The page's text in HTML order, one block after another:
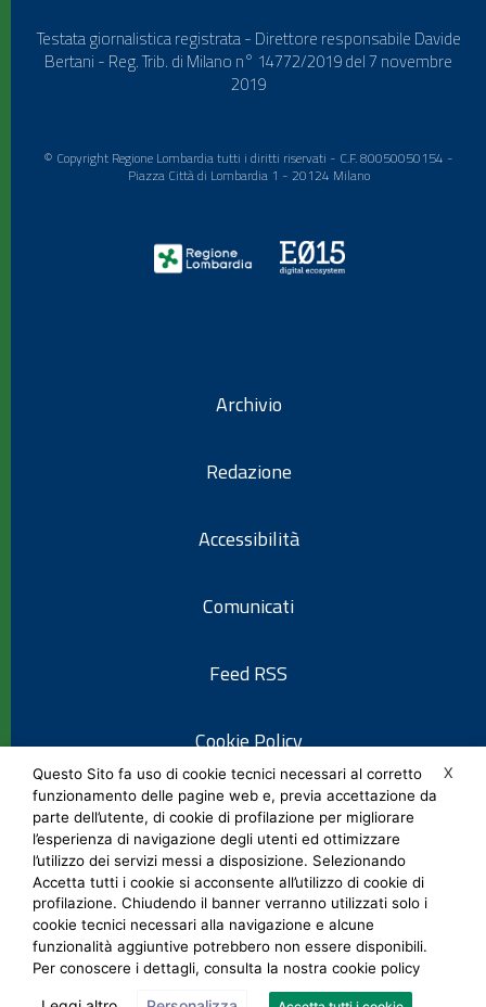
Testata giornalistica registrata - Direttore responsabile Davide
Bertani - Reg. Trib. di Milano n° 14772/2019 del 7 novembre
2019
© Copyright Regione Lombardia tutti i diritti riservati - C.F. 80050050154 -
Piazza Città di Lombardia 1 - 20124 Milano
Archivio
Redazione
Accessibilità
Comunicati
Feed RSS
Cookie Policy
Informativa privacy
Note legali
Social Media Policy
X
Questo Sito fa uso di cookie tecnici necessari al corretto
funzionamento delle pagine web e, previa accettazione da
parte dell’utente, di cookie di profilazione per migliorare
l’esperienza di navigazione degli utenti ed ottimizzare
l’utilizzo dei servizi messi a disposizione. Selezionando
Accetta tutti i cookie si acconsente all’utilizzo di cookie di
profilazione. Chiudendo il banner verranno utilizzati solo i
cookie tecnici necessari alla navigazione e alcune
funzionalità aggiuntive potrebbero non essere disponibili.
Per conoscere i dettagli, consulta la nostra cookie policy